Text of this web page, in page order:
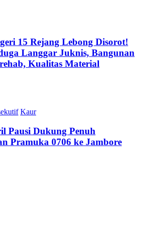
15 Rejang Lebong Disorot!
Langgar Juknis, Bangunan
Kualitas Material
Kaur
Pausi Dukung Penuh
Pramuka 0706 ke Jambore